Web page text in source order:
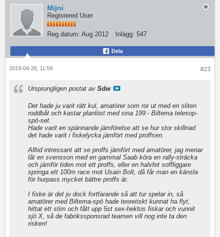
Mijni
Registered User
Reg.datum: Aug 2012 Inlägg: 547
Dela
#23
2019-04-26, 11:59
Ursprungligen postat av Sdw
Det hade ju varit rätt kul, amatörer som ror ut med en sliten
roddbåt och kastar planlöst med sina 199:- Biltema telesop-
spö-set.
Hade varit en spännande jämförelse att se hur stor skillnad
det hade varit i fiskelycka jämfört med proffsen.
Alltid intressant att se proffs jämfört med amatörer, jag menar
låt en svensson med en gammal Saab köra en rally-sträcka
och jämför tiden mot ett proffs, eller en halvfet soffliggare
springa ett 100m race mot Usain Bolt, då får man en känsla
för hurpass mycket bättre proffs är.
I fiske är det ju dock fortfarande så att tur spelar in, så
amatörer med Biltema-spö hade teoretiskt kunnat ha flyt,
hittat ett stim och fått upp 5st sex-hektos fiskar och vunnit
sjö X, så de fabrikssponsrad teamen vill nog inte ta den
risken!